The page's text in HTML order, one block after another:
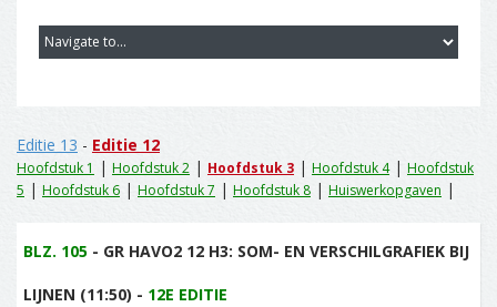
Editie 13 - Editie 12
Hoofdstuk 1 | Hoofdstuk 2 | Hoofdstuk 3 | Hoofdstuk 4| Hoofdstuk
5 | Hoofdstuk 6 | Hoofdstuk 7 | Hoofdstuk 8 | Huiswerkopgaven |
BLZ. 105 - GR HAVO2 12 H3: SOM- EN VERSCHILGRAFIEK BIJ
LIJNEN (11:50) - 12E EDITIE